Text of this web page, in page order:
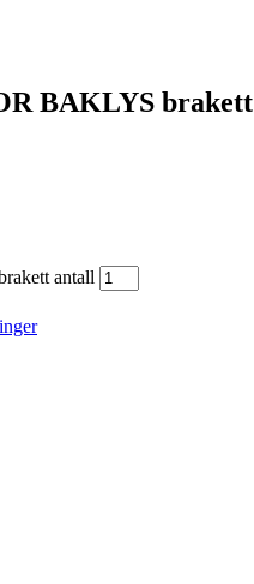
BAKLYS brakett
antall